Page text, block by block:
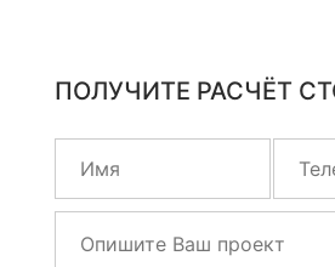
ПОЛУЧИТЕ РАСЧЁТ
это
поле